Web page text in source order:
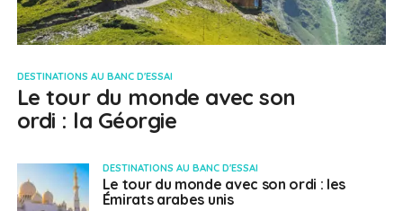
DESTINATIONS AU BANC D'ESSAI
Le tour du monde avec son
ordi : la Géorgie
DESTINATIONS AU BANC D'ESSAI
Le tour du monde avec son ordi : les
Émirats arabes unis